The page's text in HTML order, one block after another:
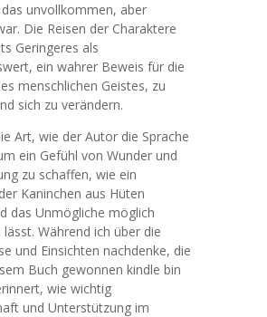
das unvollkommen, aber
Die Reisen der Charaktere
Geringeres als
ein wahrer Beweis für die
menschlichen Geistes, zu
sich zu verändern.
Art, wie der Autor die Sprache
ein Gefühl von Wunder und
zu schaffen, wie ein
Kaninchen aus Hüten
das Unmögliche möglich
lässt. Während ich über die
und Einsichten nachdenke, die
Buch gewonnen kindle bin
wie wichtig
und Unterstützung im